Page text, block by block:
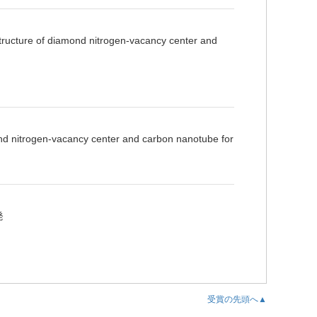
of diamond nitrogen-vacancy center and
nitrogen-vacancy center and carbon nanotube for
受賞の先頭へ▲